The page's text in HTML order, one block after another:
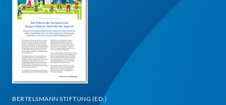
BERTELSMANN STIFTUNG (ED.)